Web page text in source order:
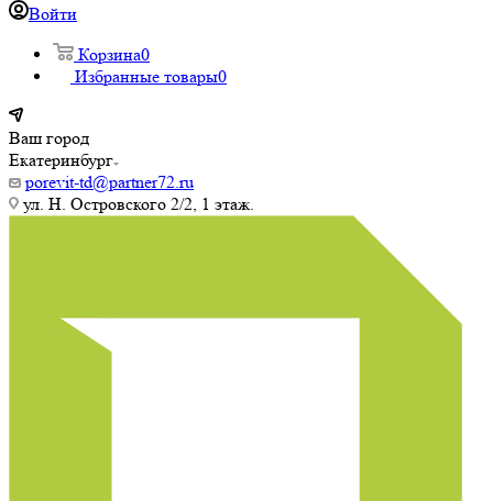
Войти
Корзина0
Избранные товары0
Ваш город
Екатеринбург
porevit-td@partner72.ru
ул. Н. Островского 2/2, 1 этаж.